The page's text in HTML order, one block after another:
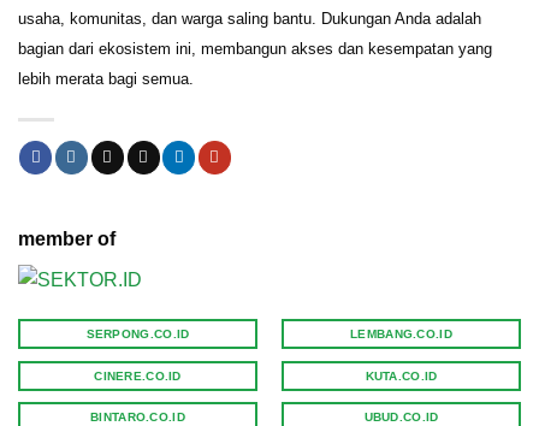
usaha, komunitas, dan warga saling bantu. Dukungan Anda adalah
bagian dari ekosistem ini, membangun akses dan kesempatan yang
lebih merata bagi semua.
member of
SERPONG.CO.ID
CINERE.CO.ID
BINTARO.CO.ID
LEMBANG.CO.ID
KUTA.CO.ID
UBUD.CO.ID